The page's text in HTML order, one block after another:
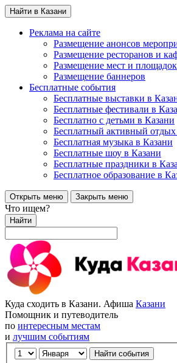
Найти в Казани
Реклама на сайте
Размещение анонсов
Размещение ресторанов и
Размещение мест и площадок
Размещение баннеров
Бесплатные события
Бесплатные выставки в
Бесплатные фестивали в
Бесплатно с детьми в Казани
Бесплатный активный отдых
Бесплатная музыка в Казани
Бесплатные шоу в Казани
Бесплатные праздники в
Бесплатное образование в
Открыть меню Закрыть меню
Что ищем?
Найти
Куда сходить в Казани. Афиша Казани
Помощник и путеводитель
по интересным местам
и лучшим событиям